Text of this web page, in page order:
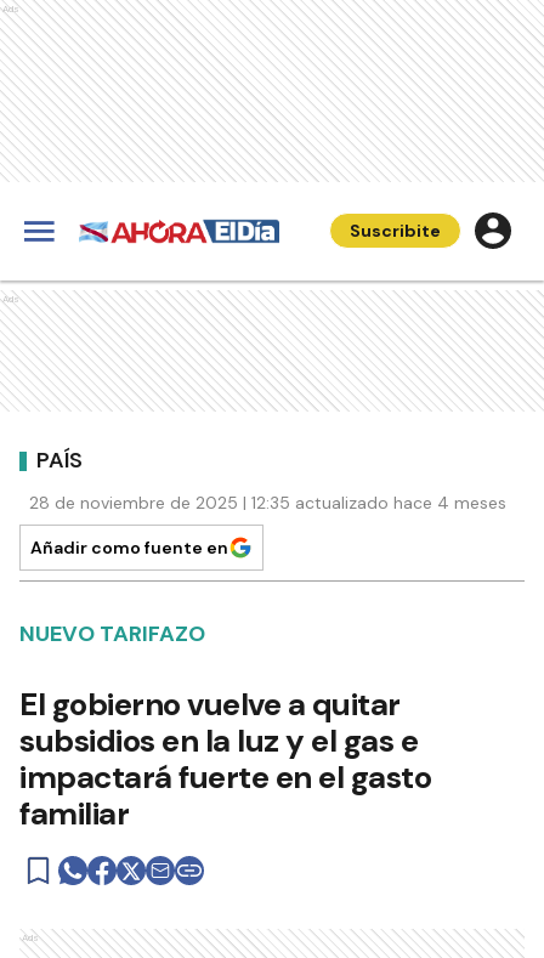
Ads
Suscribite
Ads
PAÍS
28 de noviembre de 2025 | 12:35 actualizado hace 4 meses
Añadir como fuente en
NUEVO TARIFAZO
El gobierno vuelve a quitar
subsidios en la luz y el gas e
impactará fuerte en el gasto
familiar
Ads